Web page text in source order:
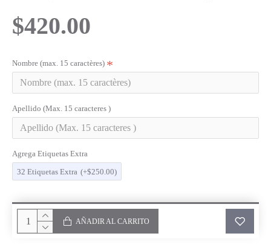
$420.00
Nombre (max. 15 caractères)
Apellido (Max. 15 caracteres )
Agrega Etiquetas Extra
32 Etiquetas Extra (+$250.00)
AÑADIR AL CARRITO